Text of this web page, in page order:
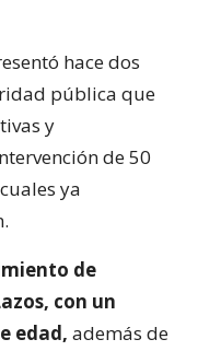
hace dos
pública que
y
de 50
ya
de
con un
edad, además de